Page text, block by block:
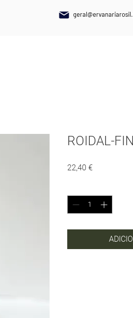
ROIDAL-FIN
22,40 €